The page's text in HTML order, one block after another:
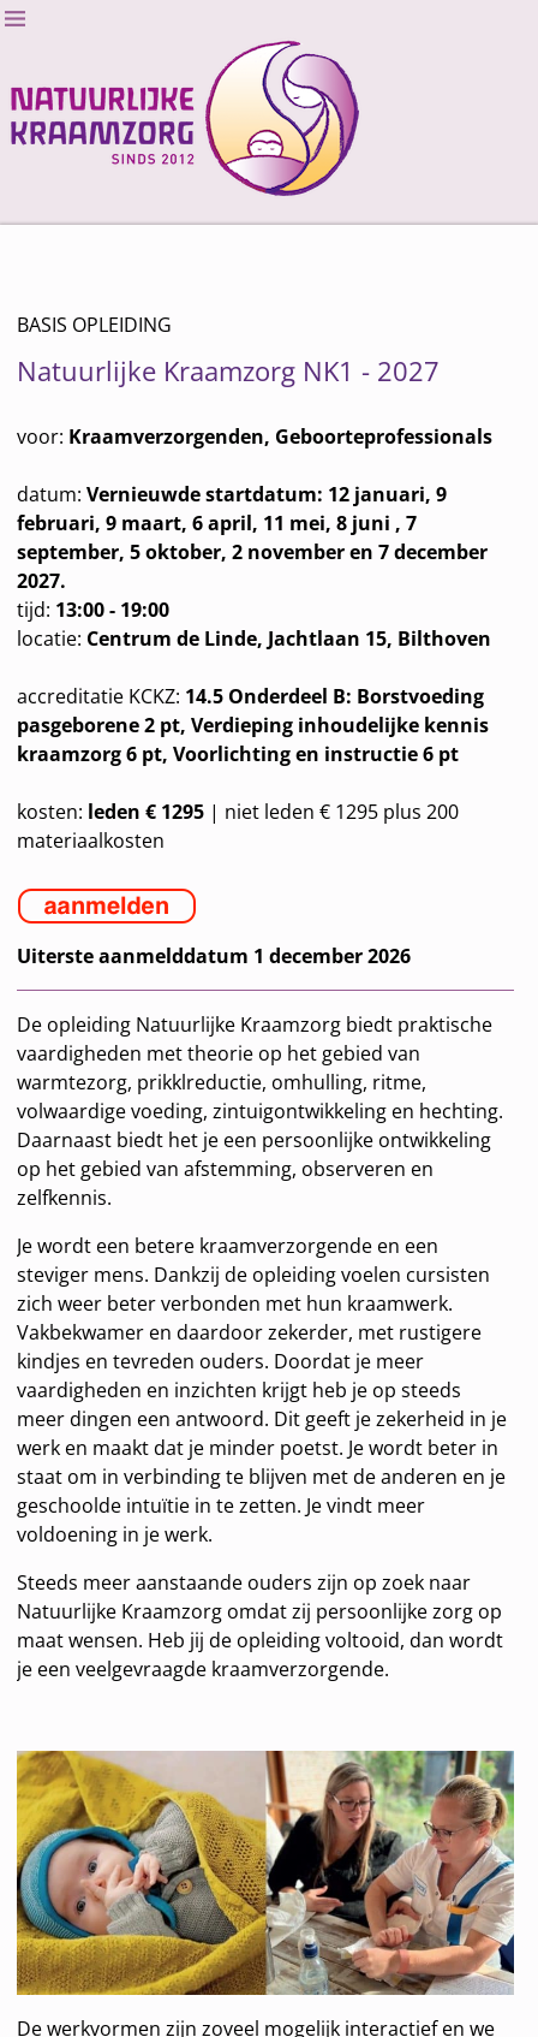
BASIS OPLEIDING
Natuurlijke Kraamzorg NK1 - 2027
voor: Kraamverzorgenden, Geboorteprofessionals
datum:Vernieuwde startdatum: 12 januari, 9
februari, 9 maart, 6 april, 11 mei, 8 juni , 7
september, 5 oktober, 2 november en 7 december
2027.
tijd: 13:00 - 19:00
locatie: Centrum de Linde, Jachtlaan 15, Bilthoven
accreditatie KCKZ: 14.5 Onderdeel B: Borstvoeding
pasgeborene 2 pt, Verdieping inhoudelijke kennis
kraamzorg 6 pt, Voorlichting en instructie 6 pt
kosten: leden € 1295 | niet leden € 1295 plus 200
materiaalkosten
Uiterste aanmelddatum 1 december 2026
De opleiding Natuurlijke Kraamzorg biedt praktische
vaardigheden met theorie op het gebied van
warmtezorg, prikklreductie, omhulling, ritme,
volwaardige voeding, zintuigontwikkeling en hechting.
Daarnaast biedt het je een persoonlijke ontwikkeling
op het gebied van afstemming, observeren en
zelfkennis.
Je wordt een betere kraamverzorgende en een
steviger mens. Dankzij de opleiding voelen cursisten
zich weer beter verbonden met hun kraamwerk.
Vakbekwamer en daardoor zekerder, met rustigere
kindjes en tevreden ouders. Doordat je meer
vaardigheden en inzichten krijgt heb je op steeds
meer dingen een antwoord. Dit geeft je zekerheid in je
werk en maakt dat je minder poetst. Je wordt beter in
staat om in verbinding te blijven met de anderen en je
geschoolde intuïtie in te zetten. Je vindt meer
voldoening in je werk.
Steeds meer aanstaande ouders zijn op zoek naar
Natuurlijke Kraamzorg omdat zij persoonlijke zorg op
maat wensen. Heb jij de opleiding voltooid, dan wordt
je een veelgevraagde kraamverzorgende.
De werkvormen zijn zoveel mogelijk interactief en we